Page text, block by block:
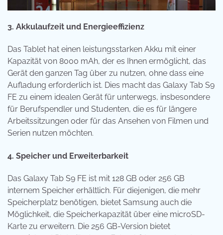
3. Akkulaufzeit und Energieeffizienz
Das Tablet hat einen leistungsstarken Akku mit einer
Kapazität von 8000 mAh, der es Ihnen ermöglicht, das
Gerät den ganzen Tag über zu nutzen, ohne dass eine
Aufladung erforderlich ist. Dies macht das Galaxy Tab S9
FE zu einem idealen Gerät für unterwegs, insbesondere
für Berufspendler und Studenten, die es für längere
Arbeitssitzungen oder für das Ansehen von Filmen und
Serien nutzen möchten.
4. Speicher und Erweiterbarkeit
Das Galaxy Tab S9 FE ist mit 128 GB oder 256 GB
internem Speicher erhältlich. Für diejenigen, die mehr
Speicherplatz benötigen, bietet Samsung auch die
Möglichkeit, die Speicherkapazität über eine microSD-
Karte zu erweitern. Die 256 GB-Version bietet